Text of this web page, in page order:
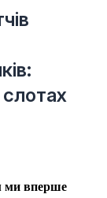
ми вперше